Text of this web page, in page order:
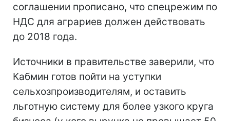
соглашении прописано, что спецрежим по
НДС для аграриев должен действовать
до 2018 года.
Источники в правительстве заверили, что
Кабмин готов пойти на уступки
сельхозпроизводителям, и оставить
льготную систему для более узкого круга